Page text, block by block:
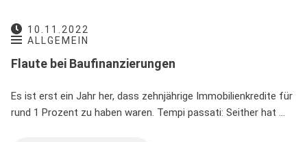
10.11.2022
ALLGEMEIN
Flaute bei Baufinanzierungen
Es ist erst ein Jahr her, dass zehnjährige Immobilienkredite für
rund 1 Prozent zu haben waren. Tempi passati: Seither hat …